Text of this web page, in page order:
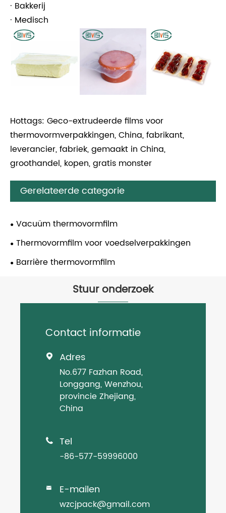
· Bakkerij
· Medisch
Hottags: Geco-extrudeerde films voor
thermovormverpakkingen, China, fabrikant,
leverancier, fabriek, gemaakt in China,
groothandel, kopen, gratis monster
Gerelateerde categorie
Vacuüm thermovormfilm
Thermovormfilm voor voedselverpakkingen
Barrière thermovormfilm
Stuur onderzoek
Contact informatie
 Adres
No.677 Fazhan Road,
Longgang, Wenzhou,
provincie Zhejiang,
China
 Tel
-86-577-59996000
 E-mailen
wzcjpack@gmail.com